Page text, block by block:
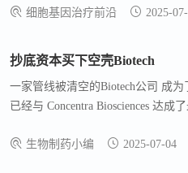
年已收购3家生物科技公司，加速
细胞基因治疗前沿 2025-
抄底资本买下空壳Biotech
一家管线被清空的Biotech公司 成为
已经与 Concentra Biosciences 达成
Biosciences的研究方向正如其名字
生物制药小编 2025-07-04